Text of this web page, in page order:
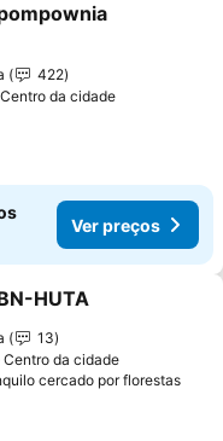
aos favoritos
422
da cidade
Ver preços
aos favoritos
HUTA
13
Centro da cidade
cercado por florestasVer